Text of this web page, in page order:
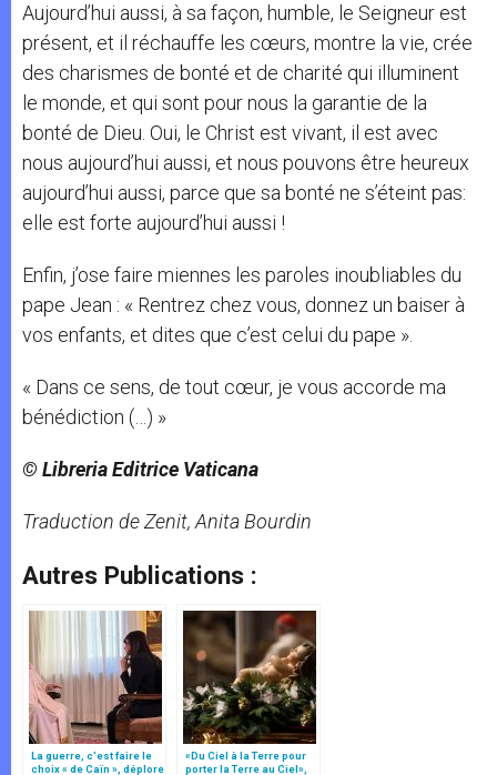
Aujourd’hui aussi, à sa façon, humble, le Seigneur est
présent, et il réchauffe les cœurs, montre la vie, crée
des charismes de bonté et de charité qui illuminent
le monde, et qui sont pour nous la garantie de la
bonté de Dieu. Oui, le Christ est vivant, il est avec
nous aujourd’hui aussi, et nous pouvons être heureux
aujourd’hui aussi, parce que sa bonté ne s’éteint pas:
elle est forte aujourd’hui aussi !
Enfin, j’ose faire miennes les paroles inoubliables du
pape Jean : « Rentrez chez vous, donnez un baiser à
vos enfants, et dites que c’est celui du pape ».
« Dans ce sens, de tout cœur, je vous accorde ma
bénédiction (…) »
© Libreria Editrice Vaticana
Traduction de Zenit, Anita Bourdin
Autres Publications :
La guerre, c’est faire le
choix « de Caïn », déplore
«Du Ciel à la Terre pour
porter la Terre au Ciel»,